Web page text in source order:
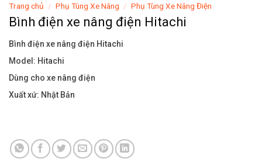
Trang chủ / Phụ Tùng Xe Nâng / Phụ Tùng Xe Nâng Điện
Bình điện xe nâng điện Hitachi
Bình điện xe nâng điện Hitachi
Model: Hitachi
Dùng cho xe nâng điện
Xuất xứ: Nhật Bản